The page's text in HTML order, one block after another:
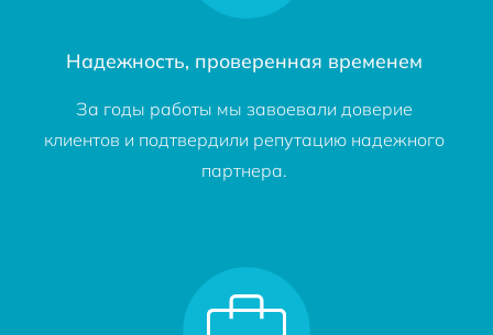
Надежность, проверенная временем
За годы работы мы завоевали доверие
клиентов и подтвердили репутацию надежного
партнера.